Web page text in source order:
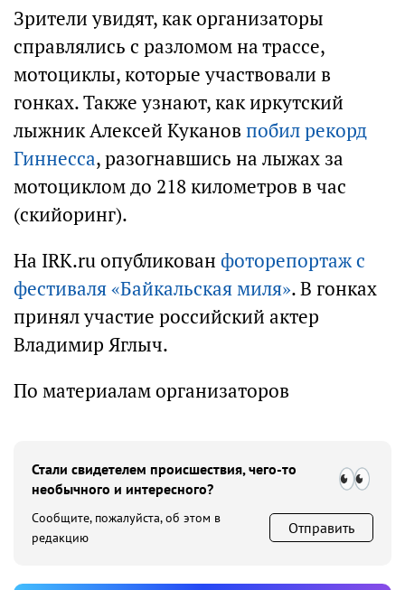
Зрители увидят, как организаторы
справлялись с разломом на трассе,
мотоциклы, которые участвовали в
гонках. Также узнают, как иркутский
лыжник Алексей Куканов побил рекорд
Гиннесса, разогнавшись на лыжах за
мотоциклом до 218 километров в час
(скийоринг).
На IRK.ru опубликован фоторепортаж с
фестиваля «Байкальская миля». В гонках
принял участие российский актер
Владимир Яглыч.
По материалам организаторов
Стали свидетелем происшествия, чего-то
необычного и интересного?
Сообщите, пожалуйста, об этом в
редакцию
Отправить